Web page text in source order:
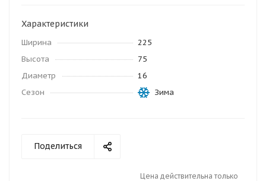
Характеристики
Ширина
225
Высота
75
Диаметр
16
Сезон
Зима
Поделиться
Цена действительна только